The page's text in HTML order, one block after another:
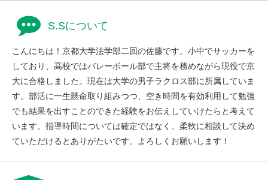
S.Sについて
こんにちは！京都大学法学部二回の佐藤です。小中でサッカーを
しており、高校ではバレーボール部で主将を務めながら現役で京
大に合格しました。現在は大学の男子ラクロス部に所属していま
す。部活に一生懸命取り組みつつ、空き時間を有効利用して勉強
でも結果を出すことのできた経験をお伝えしていけたらと考えて
います。指導時間については確定ではなく、柔軟に相談して決め
ていただけるとありがたいです。よろしくお願いします！